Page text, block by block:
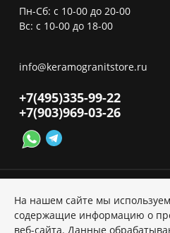
Пн-Сб: с 10-00 до 20-00
Вс: с 10-00 до 18-00
info@keramogranitstore.ru
+7(495)335-99-22
+7(903)969-03-26
На нашем сайте мы
содержащие информацию о
веб-сайта. Данные